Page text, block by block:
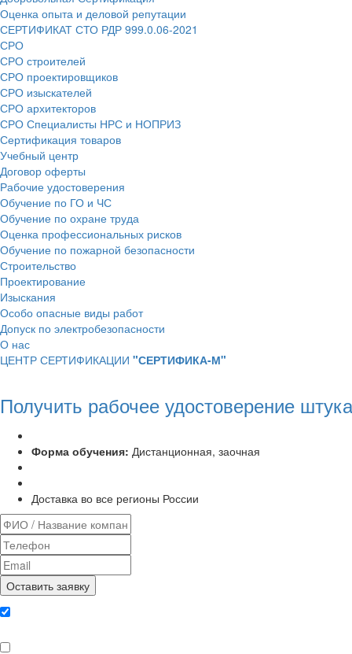
Оценка опыта и деловой репутации
СЕРТИФИКАТ СТО РДР 999.0.06-2021
СРО
СРО строителей
СРО проектировщиков
СРО изыскателей
СРО архитекторов
СРО Специалисты НРС и НОПРИЗ
Сертификация товаров
Учебный центр
Договор оферты
Рабочие удостоверения
Обучение по ГО и ЧС
Обучение по охране труда
Оценка профессиональных рисков
Обучение по пожарной безопасности
Строительство
Проектирование
Изыскания
Особо опасные виды работ
Допуск по электробезопасности
О нас
ЦЕНТР СЕРТИФИКАЦИИ "СЕРТИФИКА-М"
Получить рабочее удостоверение
Форма обучения: Дистанционная, заочная
Доставка во все регионы России